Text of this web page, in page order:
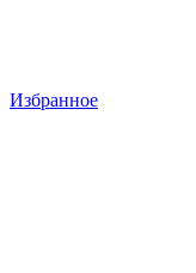
Избранное